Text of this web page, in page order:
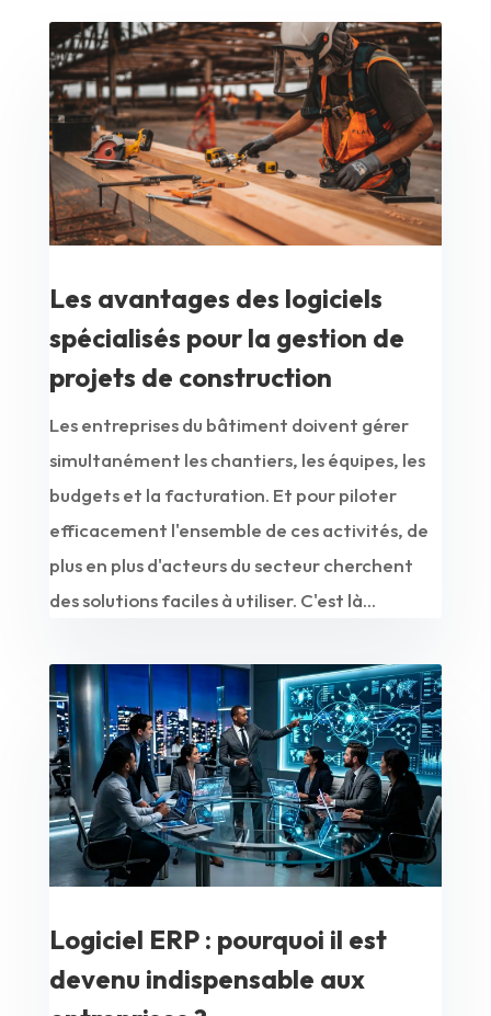
Les avantages des logiciels
spécialisés pour la gestion de
projets de construction
Les entreprises du bâtiment doivent gérer
simultanément les chantiers, les équipes, les
budgets et la facturation. Et pour piloter
efficacement l'ensemble de ces activités, de
plus en plus d'acteurs du secteur cherchent
des solutions faciles à utiliser. C'est là...
Logiciel ERP : pourquoi il est
devenu indispensable aux